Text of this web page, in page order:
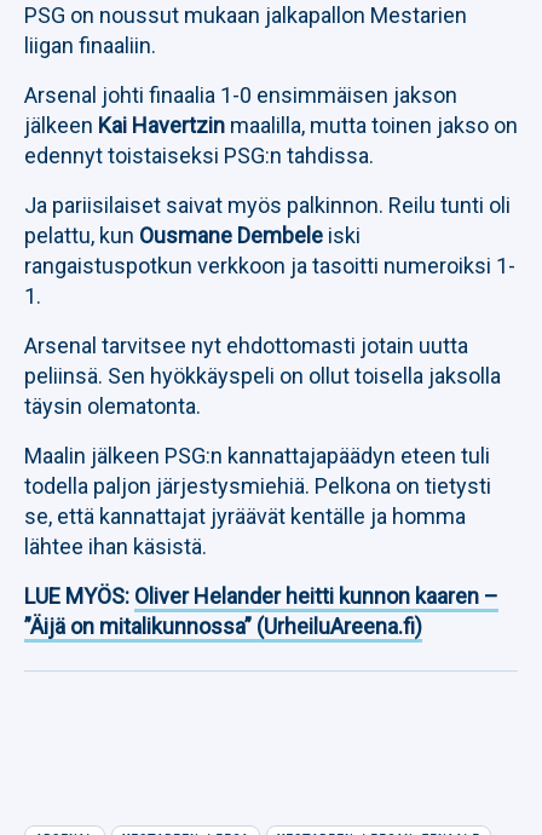
PSG on noussut mukaan jalkapallon Mestarien
liigan finaaliin.
Arsenal johti finaalia 1-0 ensimmäisen jakson
jälkeen Kai Havertzin maalilla, mutta toinen jakso on
edennyt toistaiseksi PSG:n tahdissa.
Ja pariisilaiset saivat myös palkinnon. Reilu tunti oli
pelattu, kun Ousmane Dembele iski
rangaistuspotkun verkkoon ja tasoitti numeroiksi 1-
1.
Arsenal tarvitsee nyt ehdottomasti jotain uutta
peliinsä. Sen hyökkäyspeli on ollut toisella jaksolla
täysin olematonta.
Maalin jälkeen PSG:n kannattajapäädyn eteen tuli
todella paljon järjestysmiehiä. Pelkona on tietysti
se, että kannattajat jyräävät kentälle ja homma
lähtee ihan käsistä.
LUE MYÖS: Oliver Helander heitti kunnon kaaren –
”Äijä on mitalikunnossa” (UrheiluAreena.fi)